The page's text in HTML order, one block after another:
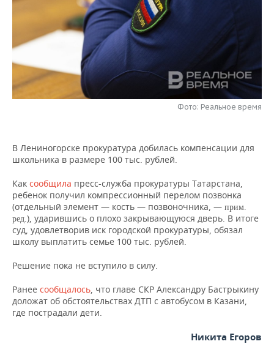
НЕФТЕХИМИЯ
НЕФТЬ
ОПК
ЭНЕРГЕТИКА
РОЗНИЧНАЯ ТОРГОВЛЯ
ТРАНСПОРТ
УСЛУГИ
НОВОСТИ ТЕХНОЛОГИЙ
IT
МЕДИА
МЕРОПРИЯТИЯ
НОВОСТИ МЕРОПРИЯТИЙ
ВЫЕЗДНАЯ РЕДАКЦИЯ
ОТКРЫТАЯ ЛЕКЦИЯ
СПОРТ
НОВОСТИ СПОРТА
БАСКЕТБОЛ
ВОЛЕЙБОЛ
КИБЕРСПОРТ
ФИГУРНОЕ КАТАНИЕ
ХОККЕЙ С МЯЧОМ
ОБЩЕСТВО
ИНФРАСТРУКТУРА
ИСТОРИЯ
КУЛЬТУРА
МЕДИЦИНА
ПРОИСШЕСТВИЯ
СПРАВОЧНИК
СПИСОК ПЕРСОН
СПИСОК КОМПАНИЙ
ПОЛНАЯ ВЕРСИЯ
Фото: Реальное время
В Лениногорске прокуратура добилась компенсации для
школьника в размере 100 тыс. рублей.
Как сообщила пресс-служба прокуратуры Татарстана,
ребенок получил компрессионный перелом позвонка
(отдельный элемент — кость — позвоночника, — прим.
ред.), ударившись о плохо закрывающуюся дверь. В итоге
суд, удовлетворив иск городской прокуратуры, обязал
школу выплатить семье 100 тыс. рублей.
Решение пока не вступило в силу.
Ранее сообщалось, что главе СКР Александру Бастрыкину
доложат об обстоятельствах ДТП с автобусом в Казани,
где пострадали дети.
Никита Егоров